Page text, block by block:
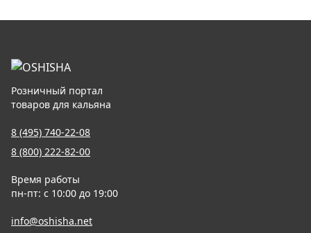
Розничный портал
товаров для кальяна
8 (495) 740-22-08
8 (800) 222-82-00
Время работы
пн-пт: с 10:00 до 19:00
info@oshisha.net